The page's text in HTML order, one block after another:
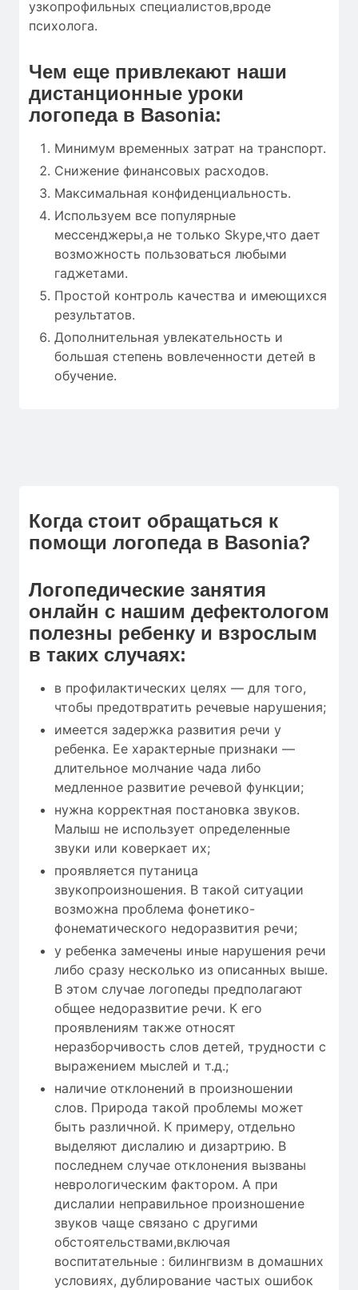
узкопрофильных специалистов,вроде
психолога.
Чем еще привлекают наши
дистанционные уроки
логопеда в Basonia:
Минимум временных затрат на транспорт.
Снижение финансовых расходов.
Максимальная конфиденциальность.
Используем все популярные
мессенджеры,а не только Skype,что дает
возможность пользоваться любыми
гаджетами.
Простой контроль качества и имеющихся
результатов.
Дополнительная увлекательность и
большая степень вовлеченности детей в
обучение.
Когда стоит обращаться к
помощи логопеда в Basonia?
Логопедические занятия
онлайн с нашим дефектологом
полезны ребенку и взрослым
в таких случаях:
в профилактических целях — для того,
чтобы предотвратить речевые нарушения;
имеется задержка развития речи у
ребенка. Ее характерные признаки —
длительное молчание чада либо
медленное развитие речевой функции;
нужна корректная постановка звуков.
Малыш не использует определенные
звуки или коверкает их;
проявляется путаница
звукопроизношения. В такой ситуации
возможна проблема фонетико-
фонематического недоразвития речи;
у ребенка замечены иные нарушения речи
либо сразу несколько из описанных выше.
В этом случае логопеды предполагают
общее недоразвитие речи. К его
проявлениям также относят
неразборчивость слов детей, трудности с
выражением мыслей и т.д.;
наличие отклонений в произношении
слов. Природа такой проблемы может
быть различной. К примеру, отдельно
выделяют дислалию и дизартрию. В
последнем случае отклонения вызваны
неврологическим фактором. А при
дислалии неправильное произношение
звуков чаще связано с другими
обстоятельствами,включая
воспитательные : билингвизм в домашних
условиях, дублирование частых ошибок